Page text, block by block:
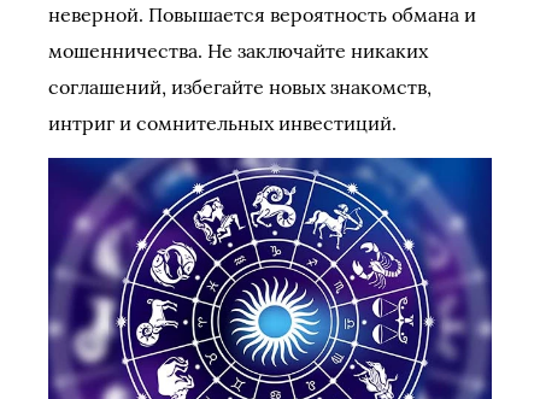
неверной. Повышается вероятность обмана и
мошенничества. Не заключайте никаких
соглашений, избегайте новых знакомств,
интриг и сомнительных инвестиций.